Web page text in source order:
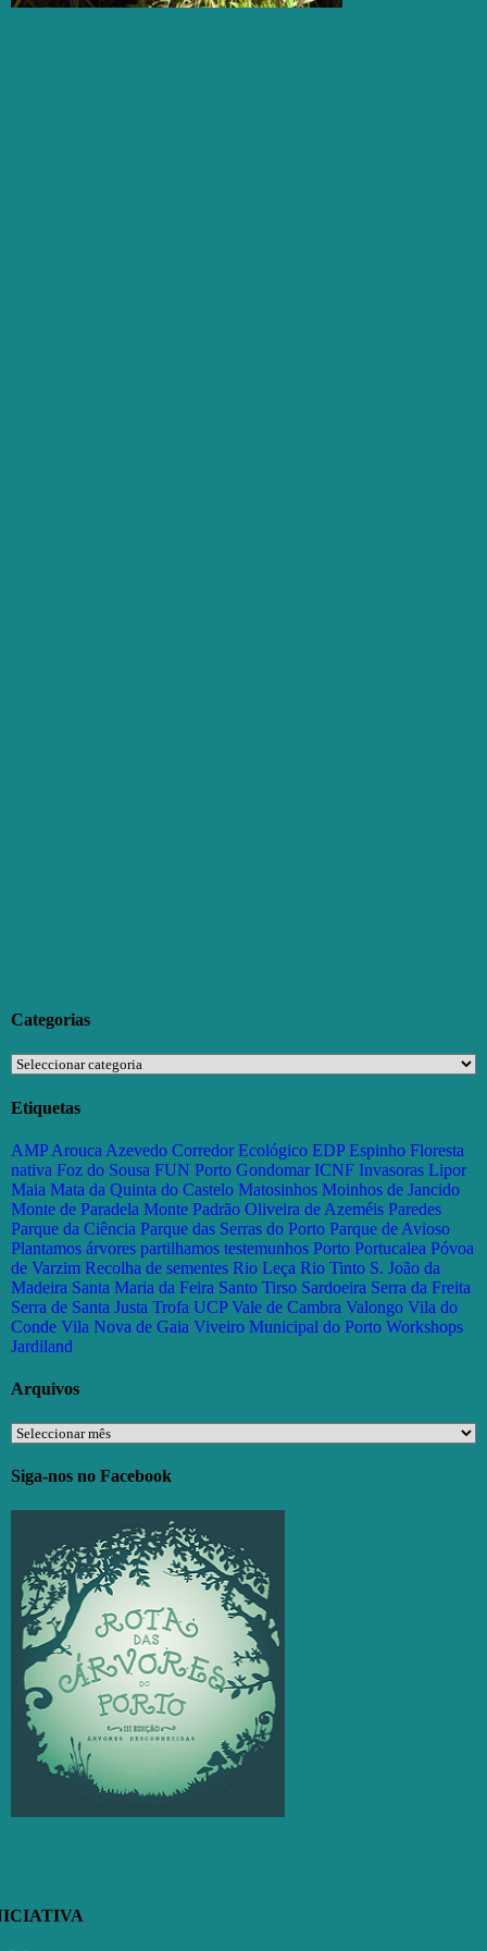
Categorias
Categorias
Etiquetas
AMP Arouca Azevedo Corredor Ecológico EDP Espinho Floresta
nativa Foz do Sousa FUN Porto Gondomar ICNF Invasoras Lipor
Maia Mata da Quinta do Castelo Matosinhos Moinhos de Jancido
Monte de Paradela Monte Padrão Oliveira de Azeméis Paredes
Parque da Ciência Parque das Serras do Porto Parque de Avioso
Plantamos árvores partilhamos testemunhos Porto Portucalea Póvoa
de Varzim Recolha de sementes Rio Leça Rio Tinto S. João da
Madeira Santa Maria da Feira Santo Tirso Sardoeira Serra da Freita
Serra de Santa Justa Trofa UCP Vale de Cambra Valongo Vila do
Conde Vila Nova de Gaia Viveiro Municipal do Porto Workshops
Jardiland
Arquivos
Arquivos
Siga-nos no Facebook